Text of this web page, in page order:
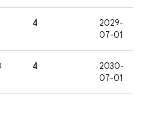
4
2029-
07-01
4
2030-
07-01